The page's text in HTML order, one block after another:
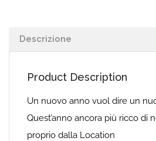
Descrizione
Product Description
Un nuovo anno vuol dire un
Quest’anno ancora più ricco di
proprio dalla Location